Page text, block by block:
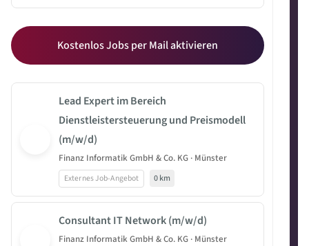
Kostenlos Jobs per Mail aktivieren
Lead Expert im Bereich
Dienstleistersteuerung und Preismodell
(m/w/d)
Finanz Informatik GmbH & Co. KG · Münster
Externes Job-Angebot 0 km
Consultant IT Network (m/w/d)
Finanz Informatik GmbH & Co. KG · Münster